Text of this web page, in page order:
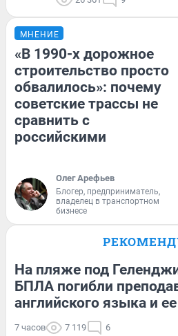
МНЕНИЕ
«В 1990-х дорожное
строительство просто
обвалилось»: почему
советские трассы не
сравнить с
российскими
Олег Арефьев
Блогер, предприниматель,
владелец в транспортном
бизнесе
На пляже под
БПЛА погибли
английского языка и
7 часов 7 119 6